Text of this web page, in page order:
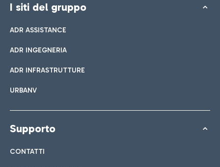
I siti del gruppo
ADR ASSISTANCE
ADR INGEGNERIA
ADR INFRASTRUTTURE
URBANV
Supporto
CONTATTI